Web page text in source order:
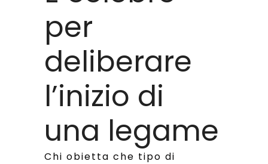
per
deliberare
l’inizio di
una legame
Chi obietta che tipo di